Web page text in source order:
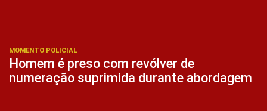
MOMENTO POLICIAL
Homem é preso com revólver de
numeração suprimida durante abordagem